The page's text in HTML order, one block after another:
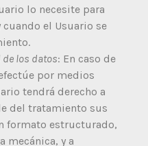
lo necesite para
cuando el Usuario se
los datos: En caso de
por medios
tendrá derecho a
del tratamiento sus
formato estructurado,
mecánica, y a